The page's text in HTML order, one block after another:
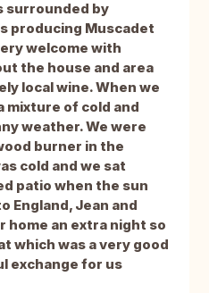
surrounded by
producing Muscadet
welcome with
the house and area
local wine. When we
mixture of cold and
weather. We were
burner in the
cold and we sat
patio when the sun
England, Jean and
home an extra night so
which was a very good
exchange for us